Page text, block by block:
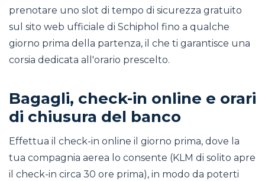
prenotare uno slot di tempo di sicurezza gratuito
sul sito web ufficiale di Schiphol fino a qualche
giorno prima della partenza, il che ti garantisce una
corsia dedicata all'orario prescelto.
Bagagli, check-in online e orari
di chiusura del banco
Effettua il check-in online il giorno prima, dove la
tua compagnia aerea lo consente (KLM di solito apre
il check-in circa 30 ore prima), in modo da poterti